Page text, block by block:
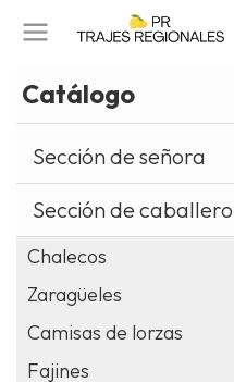
SOBRE NOSOTROS
CONTACTO
TIENDA ONLINE
POLÍTICA DE PRIVACIDAD
POLITICA DE COOKIES
AVISO LEGAL
Catálogo
Sección de señora
Sección de caballero
Chalecos
Zaragüeles
Camisas de lorzas
Fajines